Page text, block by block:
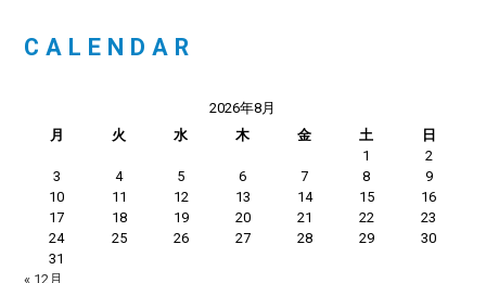
CALENDAR
2026年8月
月
火 水 木 金 土
日
1
2
3
4 5 6 7 8
9
10
11 12 13 14 15
16
17
18 19 20 21 22
23
24
25 26 27 28 29
30
31
« 12月